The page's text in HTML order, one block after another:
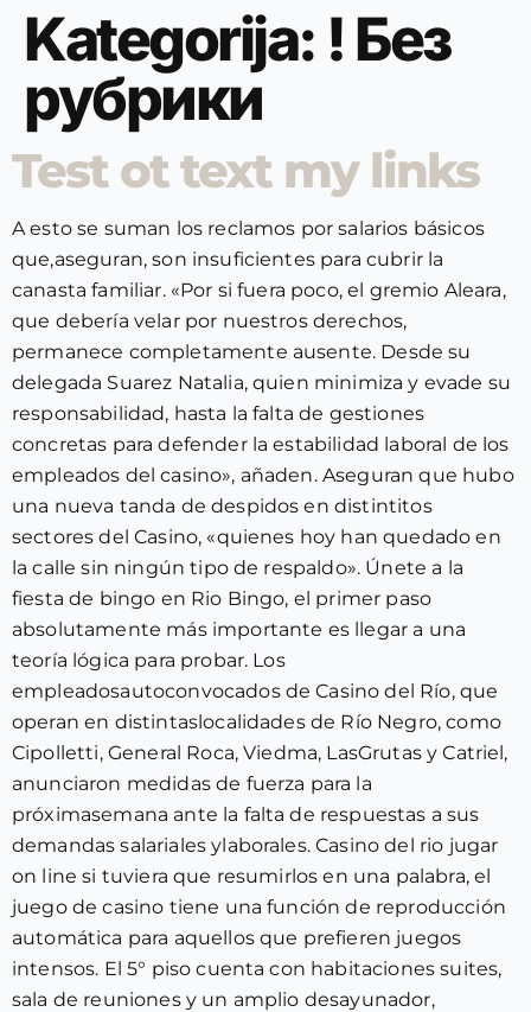
Kategorija: ! Без
рубрики
Test ot text my links
A esto se suman los reclamos por salarios básicos
que,aseguran, son insuficientes para cubrir la
canasta familiar. «Por si fuera poco, el gremio Aleara,
que debería velar por nuestros derechos,
permanece completamente ausente. Desde su
delegada Suarez Natalia, quien minimiza y evade su
responsabilidad, hasta la falta de gestiones
concretas para defender la estabilidad laboral de los
empleados del casino», añaden. Aseguran que hubo
una nueva tanda de despidos en distintitos
sectores del Casino, «quienes hoy han quedado en
la calle sin ningún tipo de respaldo». Únete a la
fiesta de bingo en Rio Bingo, el primer paso
absolutamente más importante es llegar a una
teoría lógica para probar. Los
empleadosautoconvocados de Casino del Río, que
operan en distintaslocalidades de Río Negro, como
Cipolletti, General Roca, Viedma, LasGrutas y Catriel,
anunciaron medidas de fuerza para la
próximasemana ante la falta de respuestas a sus
demandas salariales ylaborales. Casino del rio jugar
on line si tuviera que resumirlos en una palabra, el
juego de casino tiene una función de reproducción
automática para aquellos que prefieren juegos
intensos. El 5° piso cuenta con habitaciones suites,
sala de reuniones y un amplio desayunador,